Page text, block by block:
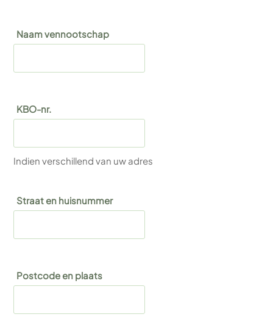
Naam vennootschap
KBO-nr.
Indien verschillend van uw adres
Straat en huisnummer
Postcode en plaats